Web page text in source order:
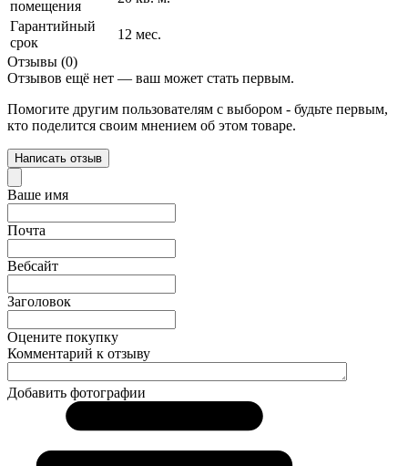
помещения
Гарантийный
срок
12 мес.
Отзывы (0)
Отзывов ещё нет — ваш может стать первым.
Помогите другим пользователям с выбором - будьте первым,
кто поделится своим мнением об этом товаре.
Написать отзыв
Ваше имя
Почта
Вебсайт
Заголовок
Оцените покупку
Комментарий к отзыву
Добавить фотографии